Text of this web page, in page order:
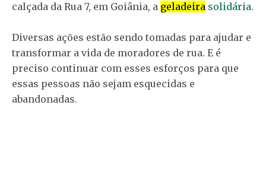
calçada da Rua 7, em Goiânia, a geladeira solidária.
Diversas ações estão sendo tomadas para ajudar e
transformar a vida de moradores de rua. E é
preciso continuar com esses esforços para que
essas pessoas não sejam esquecidas e
abandonadas.